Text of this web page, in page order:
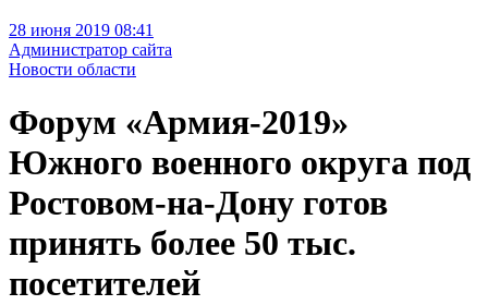
28 июня 2019 08:41
Администратор сайта
Новости области
Форум «Армия-2019»
Южного военного округа под
Ростовом-на-Дону готов
принять более 50 тыс.
посетителей